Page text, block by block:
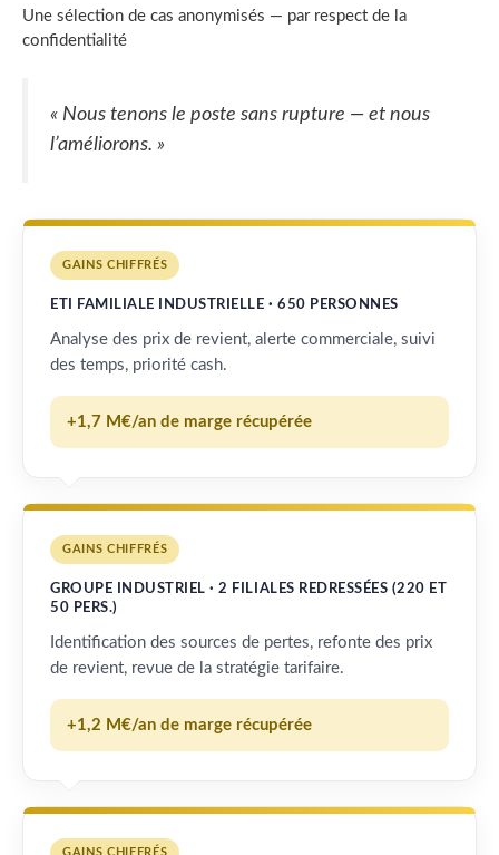
Une sélection de cas anonymisés — par respect de la
confidentialité
« Nous tenons le poste sans rupture — et nous
l’améliorons. »
GAINS CHIFFRÉS
ETI FAMILIALE INDUSTRIELLE · 650 PERSONNES
Analyse des prix de revient, alerte commerciale, suivi
des temps, priorité cash.
+1,7 M€/an de marge récupérée
GAINS CHIFFRÉS
GROUPE INDUSTRIEL · 2 FILIALES REDRESSÉES (220 ET
50 PERS.)
Identification des sources de pertes, refonte des prix
de revient, revue de la stratégie tarifaire.
+1,2 M€/an de marge récupérée
GAINS CHIFFRÉS